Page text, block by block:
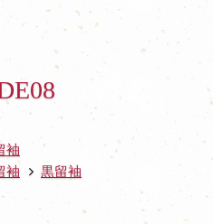
袖
袖
黒留袖